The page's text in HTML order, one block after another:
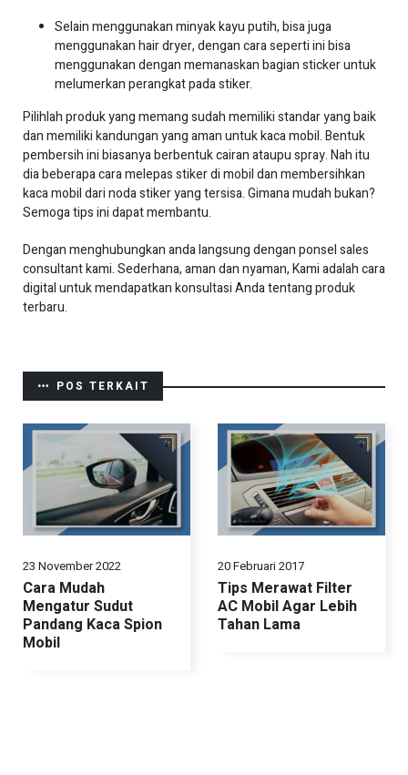
Selain menggunakan minyak kayu putih, bisa juga
menggunakan hair dryer, dengan cara seperti ini bisa
menggunakan dengan memanaskan bagian sticker untuk
melumerkan perangkat pada stiker.
Pilihlah produk yang memang sudah memiliki standar yang baik
dan memiliki kandungan yang aman untuk kaca mobil. Bentuk
pembersih ini biasanya berbentuk cairan ataupu spray. Nah itu
dia beberapa cara melepas stiker di mobil dan membersihkan
kaca mobil dari noda stiker yang tersisa. Gimana mudah bukan?
Semoga tips ini dapat membantu.
Dengan menghubungkan anda langsung dengan ponsel sales
consultant kami. Sederhana, aman dan nyaman, Kami adalah cara
digital untuk mendapatkan konsultasi Anda tentang produk
terbaru.
POS TERKAIT
23 November 2022
Cara Mudah
Mengatur Sudut
Pandang Kaca Spion
Mobil
20 Februari 2017
Tips Merawat Filter
AC Mobil Agar Lebih
Tahan Lama